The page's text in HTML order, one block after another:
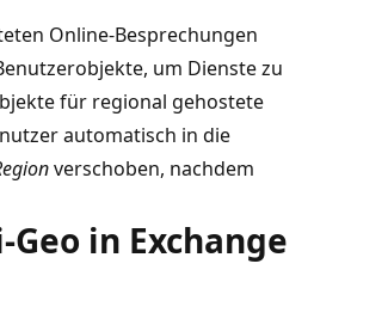
Online-Besprechungen
um Dienste zu
für regional gehostete
automatisch in die
verschoben, nachdem
in Exchange